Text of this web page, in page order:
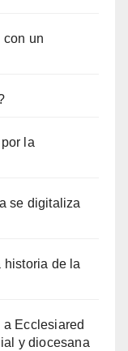
con un
la
se digitaliza
historia de la
Ecclesiared
y diocesana